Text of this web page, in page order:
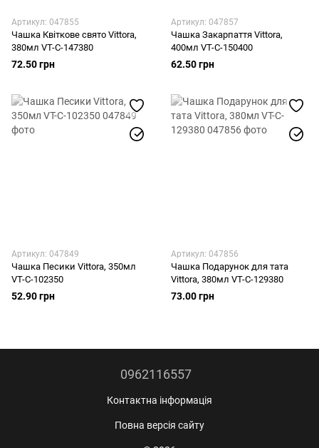
Артикул: 047855
Чашка Квіткове свято Vittora,
380мл VT-C-147380
72.50 грн
Артикул: 047857
Чашка Закарпаття Vittora,
400мл VT-C-150400
62.50 грн
Артикул: 047849
Чашка Песики Vittora, 350мл
VT-C-102350
52.90 грн
Артикул: 047856
Чашка Подарунок для тата
Vittora, 380мл VT-C-129380
73.00 грн
0962116557
Контактна інформація
Повна версія сайту